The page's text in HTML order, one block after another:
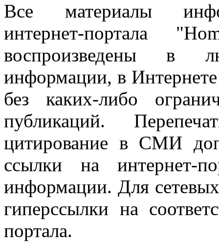
Все материалы
интернет-портала
воспроизведены в
информации, в
без каких-либо
публикаций.
цитирование в СМИ
ссылки на интернет-
информации. Для
гиперссылки на
портала.